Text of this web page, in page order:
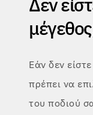
Εάν δεν
πρέπει να
του ποδιού